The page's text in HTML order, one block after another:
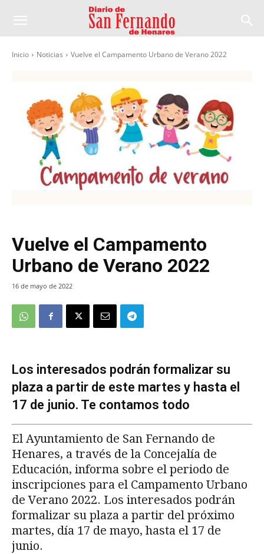
Inicio Noticias Vuelve el Campamento Urbano de Verano 2022
Vuelve el Campamento
Urbano de Verano 2022
16 de mayo de 2022
Los interesados podrán formalizar su
plaza a partir de este martes y hasta el
17 de junio. Te contamos todo
El Ayuntamiento de San Fernando de
Henares, a través de la Concejalía de
Educación, informa sobre el periodo de
inscripciones para el Campamento Urbano
de Verano 2022. Los interesados podrán
formalizar su plaza a partir del próximo
martes, día 17 de mayo, hasta el 17 de
junio.